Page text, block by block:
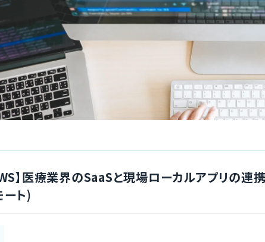
】医療業界のSaaSと現場ローカルアプリの
ート)